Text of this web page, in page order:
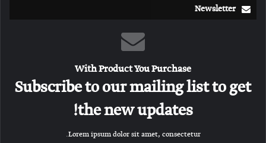
Newsletter
With Product You Purchase
Subscribe to our mailing list to get
the new updates!
Lorem ipsum dolor sit amet, consectetur.